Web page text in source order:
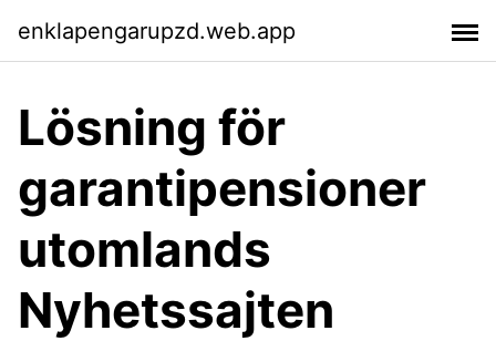
enklapengarupzd.web.app
Lösning för
garantipensioner
utomlands
Nyhetssajten